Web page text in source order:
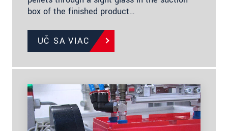
box of the finished product…
UČ SA VIAC